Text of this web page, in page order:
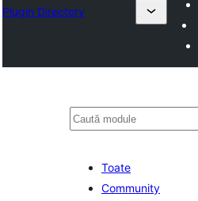
Plugin Directory
Caută
Toate
Community